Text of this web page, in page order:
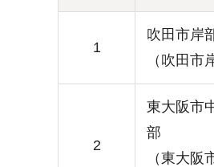
1
吹田市岸
（吹田市
2
東大阪市
部
（東大